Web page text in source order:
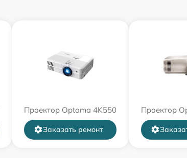
Проектор Optoma 4K550
Заказать ремонт
Проектор